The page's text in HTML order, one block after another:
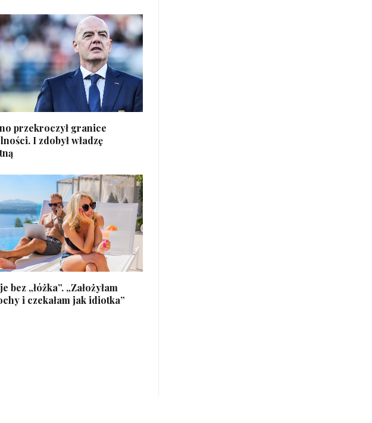
przekroczył granice
I zdobył władzę
bez „łóżka”. „Założyłam
i czekałam jak idiotka”